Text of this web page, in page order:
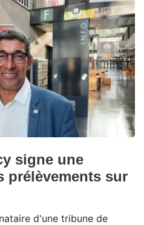
signe une
prélèvements sur
d'une tribune de